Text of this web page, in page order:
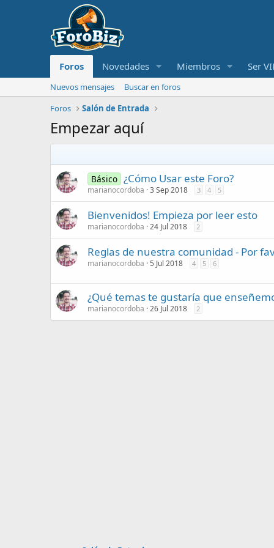
Foros Novedades Miembros Ser
Nuevos mensajes
Buscar en foros
Foros
Salón de Entrada
Empezar aquí
Básico ¿Cómo Usar este Foro?
marianocordoba 3 Sep 2018 3 4 5
Bienvenidos! Empieza por leer esto
marianocordoba 24 Jul 2018 2
Reglas de nuestra comunidad - Por
marianocordoba 5 Jul 2018 4 5 6
¿Qué temas te gustaría que
marianocordoba 26 Jul 2018 2